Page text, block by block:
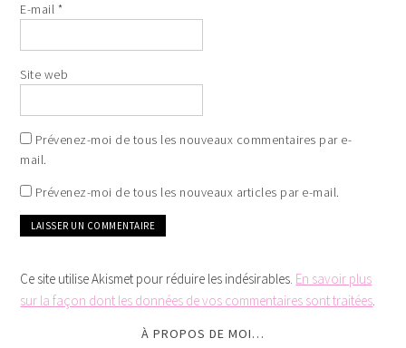
E-mail *
Site web
Prévenez-moi de tous les nouveaux commentaires par e-
mail.
Prévenez-moi de tous les nouveaux articles par e-mail.
Ce site utilise Akismet pour réduire les indésirables. En savoir plus
sur la façon dont les données de vos commentaires sont traitées.
À PROPOS DE MOI…